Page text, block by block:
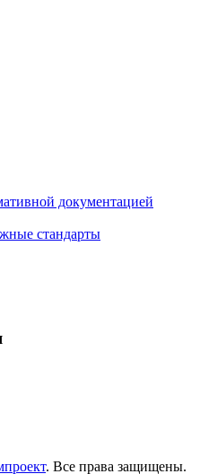
документацией
стандарты
. Все права защищены.